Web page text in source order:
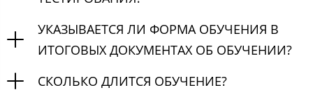
УКАЗЫВАЕТСЯ ЛИ ФОРМА ОБУЧЕНИЯ В
ИТОГОВЫХ ДОКУМЕНТАХ ОБ ОБУЧЕНИИ?
СКОЛЬКО ДЛИТСЯ ОБУЧЕНИЕ?